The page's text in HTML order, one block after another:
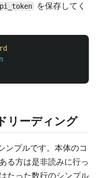
を保存してく
リーディング
ンプルです。本体のコ
る方は是非読みに行っ
たった数行のシンプル